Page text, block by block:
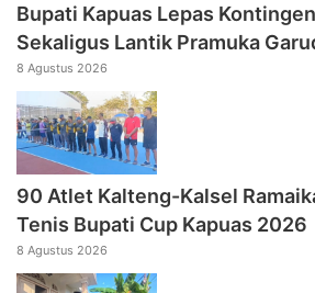
Bupati Kapuas Lepas
Sekaligus Lantik Pramuka
8 Agustus 2026
90 Atlet Kalteng-Kalsel
Tenis Bupati Cup Kapuas 2026
8 Agustus 2026